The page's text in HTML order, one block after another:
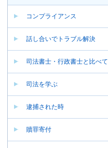
コンプライアンス
話し合いでトラブル解決
司法書士・行政書士と比べて
司法を学ぶ
逮捕された時
贖罪寄付